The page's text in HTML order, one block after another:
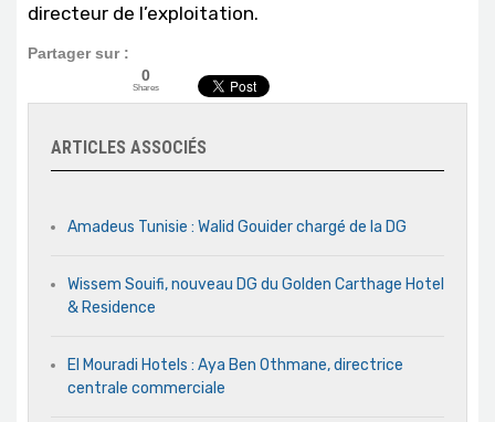
directeur de l’exploitation.
Partager sur :
0
Shares
ARTICLES ASSOCIÉS
Amadeus Tunisie : Walid Gouider chargé de la DG
Wissem Souifi, nouveau DG du Golden Carthage Hotel
& Residence
El Mouradi Hotels : Aya Ben Othmane, directrice
centrale commerciale